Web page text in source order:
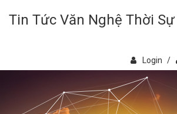
Tin Tức Văn Nghệ Thời
Login /